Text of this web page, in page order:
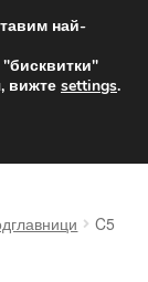
C5
най-
вижте settings.